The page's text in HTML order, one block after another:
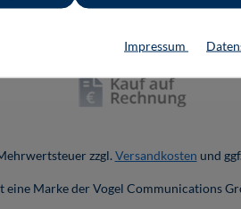
zzgl. Versandkosten und
Marke der Vogel Communications
Impressum